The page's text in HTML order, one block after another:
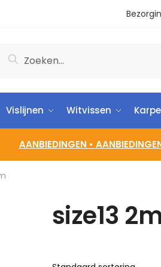
Zoeken
Vislijnen Witvissen
AANBIEDINGEN •
size13